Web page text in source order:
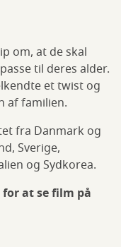
om, at de skal
til deres alder.
et twist og
af familien.
fra Danmark og
Sverige,
og Sydkorea.
at se film på